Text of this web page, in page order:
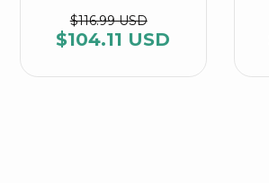
$116.99 USD
$104.11 USD